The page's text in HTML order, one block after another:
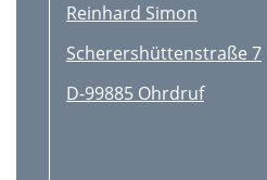
Reinhard Simon
Scherershüttenstraße 7
D-99885 Ohrdruf